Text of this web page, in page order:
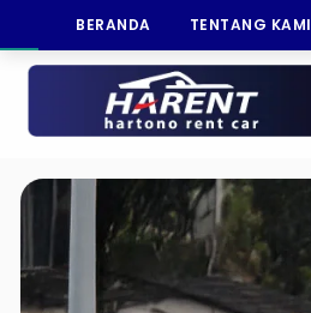
BERANDA TENTANG KAMI